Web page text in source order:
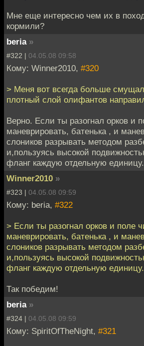
Мне еще интересно чем их в
кормили?
beria »
#322 | 04.05.08 09:58
Кому: Winner2010, #320
> Меня вот всегда больше
плотный слой олифантов
Верно. Если ты разогнал орков и
маневрировать, батенька , и
слоников разрывать методом
и,пользуясь высокой
фланг каждую отдельную единицу.
Winner2010 »
#323 | 04.05.08 09:59
Кому: beria, #322
> Если ты разогнал орков и поле
маневрировать, батенька , и
слоников разрывать методом
и,пользуясь высокой
фланг каждую отдельную единицу.
Так победим!
beria »
#324 | 04.05.08 09:59
Кому: SpiritOfTheNight, #321